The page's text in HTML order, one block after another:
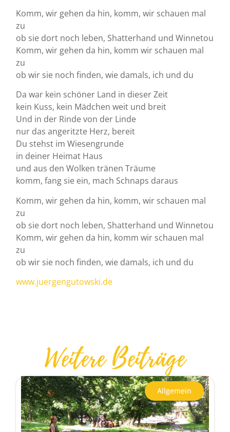
Komm, wir gehen da hin, komm, wir schauen mal
zu
ob sie dort noch leben, Shatterhand und Winnetou
Komm, wir gehen da hin, komm wir schauen mal
zu
ob wir sie noch finden, wie damals, ich und du
Da war kein schöner Land in dieser Zeit
kein Kuss, kein Mädchen weit und breit
Und in der Rinde von der Linde
nur das angeritzte Herz, bereit
Du stehst im Wiesengrunde
in deiner Heimat Haus
und aus den Wolken tränen Träume
komm, fang sie ein, mach Schnaps daraus
Komm, wir gehen da hin, komm, wir schauen mal
zu
ob sie dort noch leben, Shatterhand und Winnetou
Komm, wir gehen da hin, komm wir schauen mal
zu
ob wir sie noch finden, wie damals, ich und du
www.juergengutowski.de
Weitere Beiträge
Allgemein